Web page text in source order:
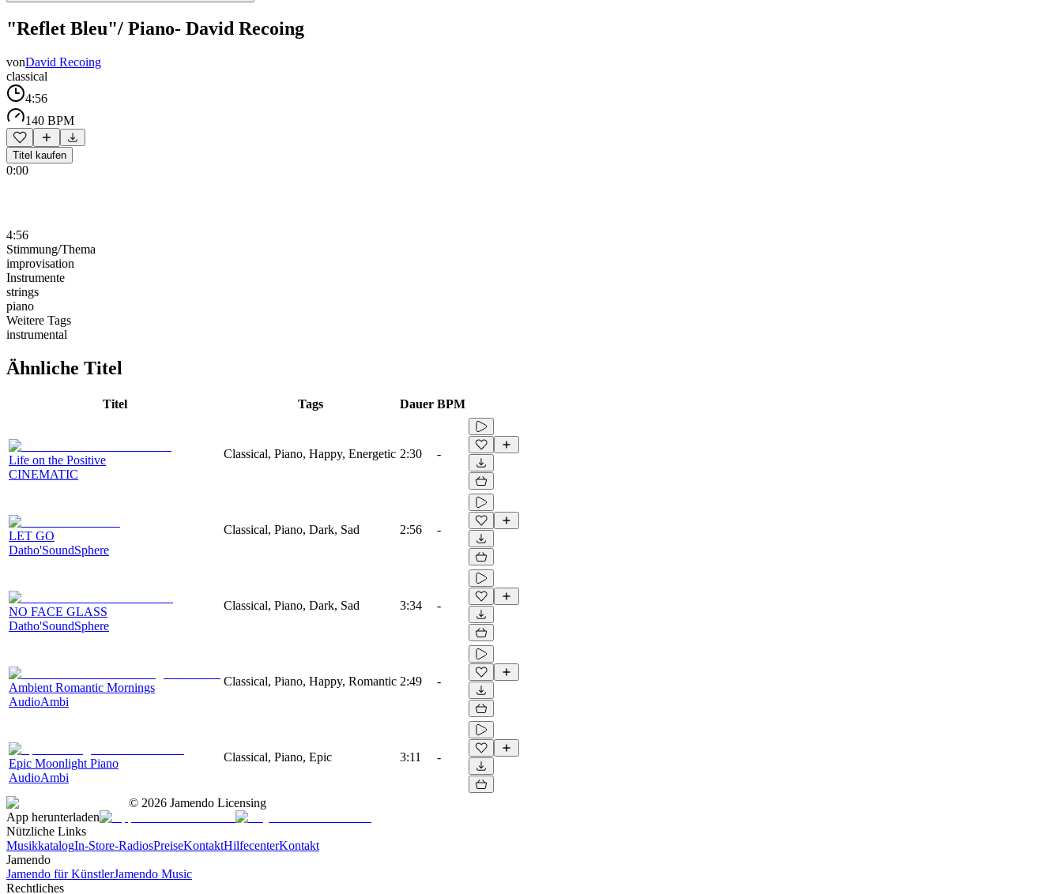
"Reflet Bleu"/ Piano- David Recoing
vonDavid Recoing
classical
4:56
140 BPM
Titel kaufen
0:00
4:56
Stimmung/Thema
improvisation
Instrumente
strings
piano
Weitere Tags
instrumental
Ähnliche Titel
Titel Tags Dauer BPM
Life on the Positive
CINEMATIC
Classical, Piano, Happy, Energetic 2:30 -
LET GO
Datho'SoundSphere
Classical, Piano, Dark, Sad 2:56 -
NO FACE GLASS
Datho'SoundSphere
Classical, Piano, Dark, Sad 3:34 -
Ambient Romantic Mornings
AudioAmbi
Classical, Piano, Happy, Romantic 2:49 -
Epic Moonlight Piano
AudioAmbi
Classical, Piano, Epic 3:11 -
© 2026 Jamendo Licensing
App herunterladen
Nützliche Links
MusikkatalogIn-Store-RadiosPreiseKontaktHilfecenterKontakt
Jamendo
Jamendo für KünstlerJamendo Music
Rechtliches